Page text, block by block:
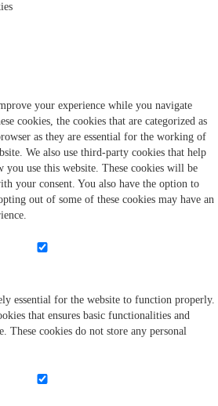
your experience while you navigate
cookies, the cookies that are categorized as
as they are essential for the working of
We also use third-party cookies that help
you use this website. These cookies will be
your consent. You also have the option to
out of some of these cookies may have an
essential for the website to function properly.
that ensures basic functionalities and
These cookies do not store any personal